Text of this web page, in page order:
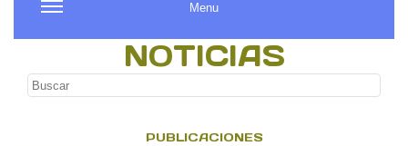
Menu
NOTICIAS
PUBLICACIONES